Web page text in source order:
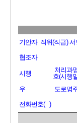
기안자  직위(직급) 서
협조자
시행 처리과
호(시행
우
도로명
전화번호(   )